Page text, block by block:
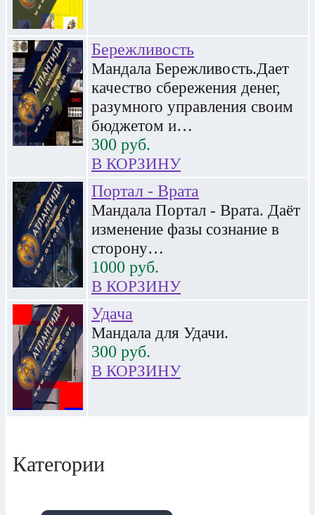
Бережливость
Мандала Бережливость.Дает
качество сбережения денег,
разумного управления своим
бюджетом и…
300 руб.
В КОРЗИНУ
Портал - Врата
Мандала Портал - Врата. Даёт
изменение фазы сознание в
сторону…
1000 руб.
В КОРЗИНУ
Удача
Мандала для Удачи.
300 руб.
В КОРЗИНУ
Категории